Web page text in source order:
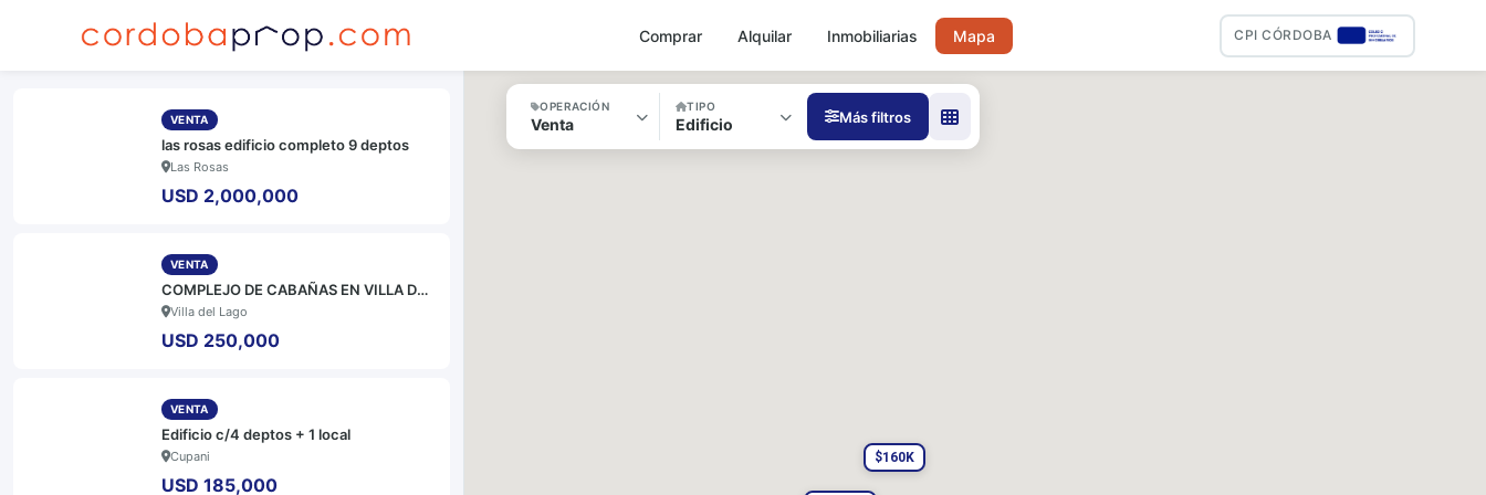
Comprar Alquilar Inmobiliarias Mapa CPI CÓRDOBA
OPERACIÓN
Venta
TIPO
Edificio Más filtros
BARRIO LOCALIDAD
VENTA
las rosas edificio completo 9 deptos
Las Rosas
USD 2,000,000
VENTA
COMPLEJO DE CABAÑAS EN VILLA DEL LAGO
Villa del Lago
USD 250,000
VENTA
Edificio c/4 deptos + 1 local
Cupani
USD 185,000
$160K